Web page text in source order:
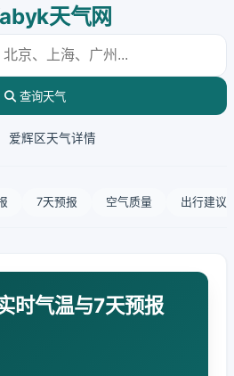
天气网
查询天气
爱辉区天气详情
7天预报 空气质量 出行建议
时气温与7天预报